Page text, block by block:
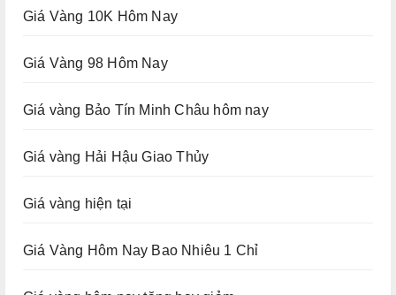
Giá Vàng 10K Hôm Nay
Giá Vàng 98 Hôm Nay
Giá vàng Bảo Tín Minh Châu hôm nay
Giá vàng Hải Hậu Giao Thủy
Giá vàng hiện tại
Giá Vàng Hôm Nay Bao Nhiêu 1 Chỉ